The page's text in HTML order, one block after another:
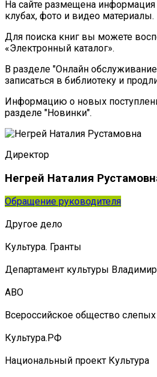
На сайте размещена
клубах, фото и видео материалы.
Для поиска книг вы можете
«Электронный каталог».
В разделе "Онлайн
записаться в библиотеку и
Информацию о новых
разделе "Новинки".
Директор
Негрей Наталия
Обращение руководителя
Другое дело
Культура. Гранты
Департамент культуры
АВО
Всероссийское общество слепых
Культура.РФ
Национальный проект Культура